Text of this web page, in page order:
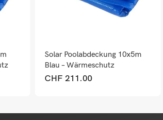
Solar Poolabdeckung 10x5m
Blau – Wärmeschutz
Abdeckplane 200µm
CHF 211.00